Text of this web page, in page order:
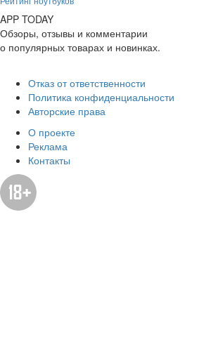
APP TODAY
Обзоры, отзывы и комментарии
о популярных товарах и новинках.
Отказ от ответственности
Политика конфиденциальности
Авторские права
О проекте
Реклама
Контакты